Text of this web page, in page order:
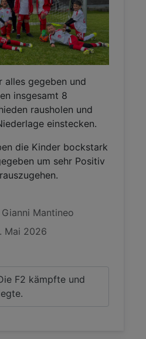
alles gegeben und
insgesamt 8
rausholen und
einstecken.
die Kinder bockstark
um sehr Positiv
Gianni Mantineo
Mai 2026
F2 kämpfte und